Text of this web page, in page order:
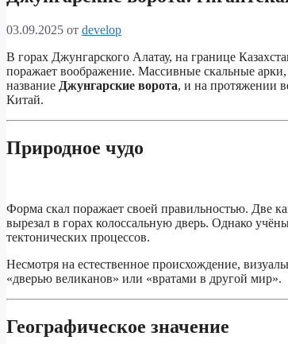
03.09.2025 от develop
В горах Джунгарского Алатау, на границе
поражает воображение. Массивные скальные
название Джунгарские ворота, и на протяжении
Китай.
Природное чудо
Форма скал поражает своей правильностью. Две
вырезал в горах колоссальную дверь. Однако
тектонических процессов.
Несмотря на естественное происхождение,
«дверью великанов» или «вратами в другой мир».
Географическое значение